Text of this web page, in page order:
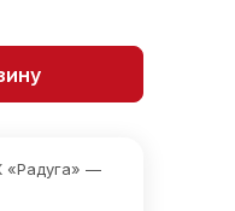
«Радуга» —